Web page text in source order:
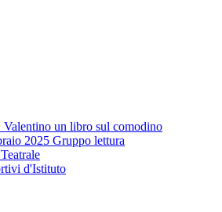
Valentino un libro sul comodino
2025 Gruppo lettura
d'Istituto